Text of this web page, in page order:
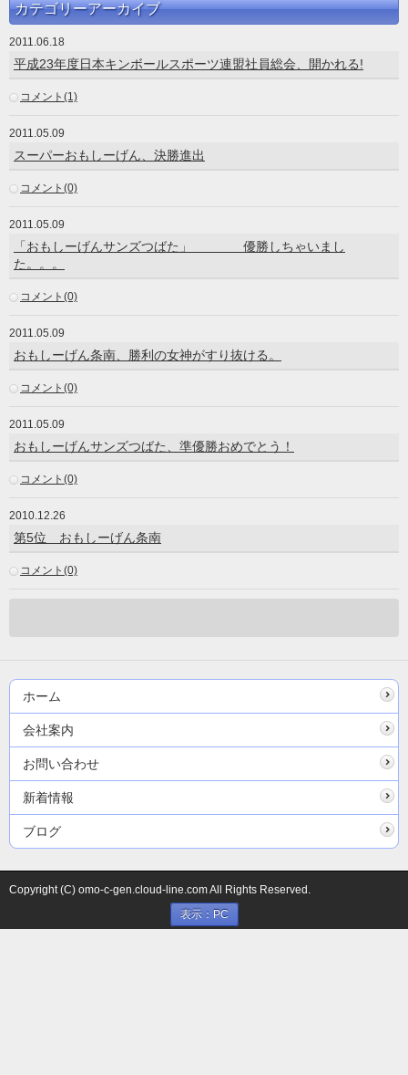
カテゴリーアーカイブ
2011.06.18
平成23年度日本キンボールスポーツ連盟社員総会、開かれる!
コメント(1)
2011.05.09
スーパーおもしーげん、決勝進出
コメント(0)
2011.05.09
「おもしーげんサンズつばた」 優勝しちゃいまし
た。。。
コメント(0)
2011.05.09
おもしーげん条南、勝利の女神がすり抜ける。
コメント(0)
2011.05.09
おもしーげんサンズつばた、準優勝おめでとう！
コメント(0)
2010.12.26
第5位 おもしーげん条南
コメント(0)
ホーム
会社案内
お問い合わせ
新着情報
ブログ
Copyright (C) omo-c-gen.cloud-line.com All Rights Reserved.
表示：PC